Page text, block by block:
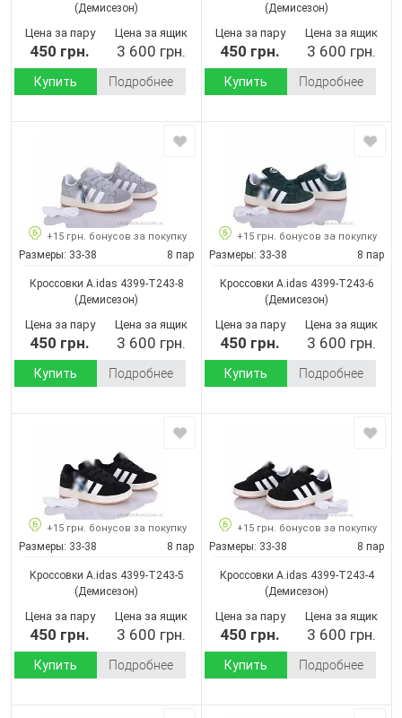
(Демисезон)
Цена за пару
450 грн.
Цена за ящик
3 600 грн.
Купить Подробнее
(Демисезон)
Цена за пару
450 грн.
Цена за ящик
3 600 грн.
Купить Подробнее
+15 грн. бонусов за покупку
Размеры: 33-38 8 пар
Кроссовки A.idas 4399-T243-8
(Демисезон)
Цена за пару
450 грн.
Цена за ящик
3 600 грн.
Купить Подробнее
+15 грн. бонусов за покупку
Размеры: 33-38 8 пар
Кроссовки A.idas 4399-T243-6
(Демисезон)
Цена за пару
450 грн.
Цена за ящик
3 600 грн.
Купить Подробнее
+15 грн. бонусов за покупку
Размеры: 33-38 8 пар
Кроссовки A.idas 4399-T243-5
(Демисезон)
Цена за пару
450 грн.
Цена за ящик
3 600 грн.
Купить Подробнее
+15 грн. бонусов за покупку
Размеры: 33-38 8 пар
Кроссовки A.idas 4399-T243-4
(Демисезон)
Цена за пару
450 грн.
Цена за ящик
3 600 грн.
Купить Подробнее